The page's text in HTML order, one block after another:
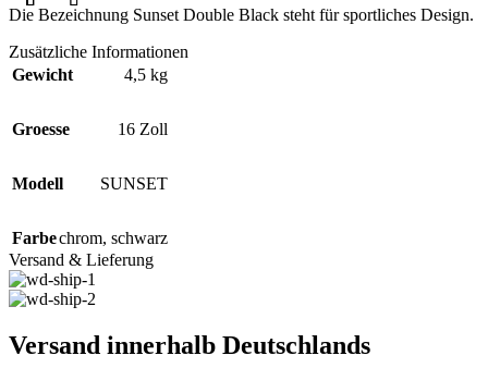
Die Bezeichnung Sunset Double Black steht für sportliches Design.
Zusätzliche Informationen
Gewicht
4,5 kg
Groesse 16 Zoll
Modell SUNSET
Farbechrom, schwarz
Versand & Lieferung
Versand innerhalb Deutschlands